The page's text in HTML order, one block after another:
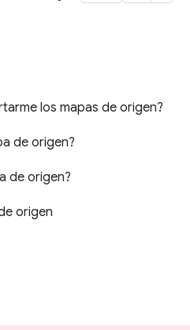
los mapas de origen?
de origen?
de origen?
origen